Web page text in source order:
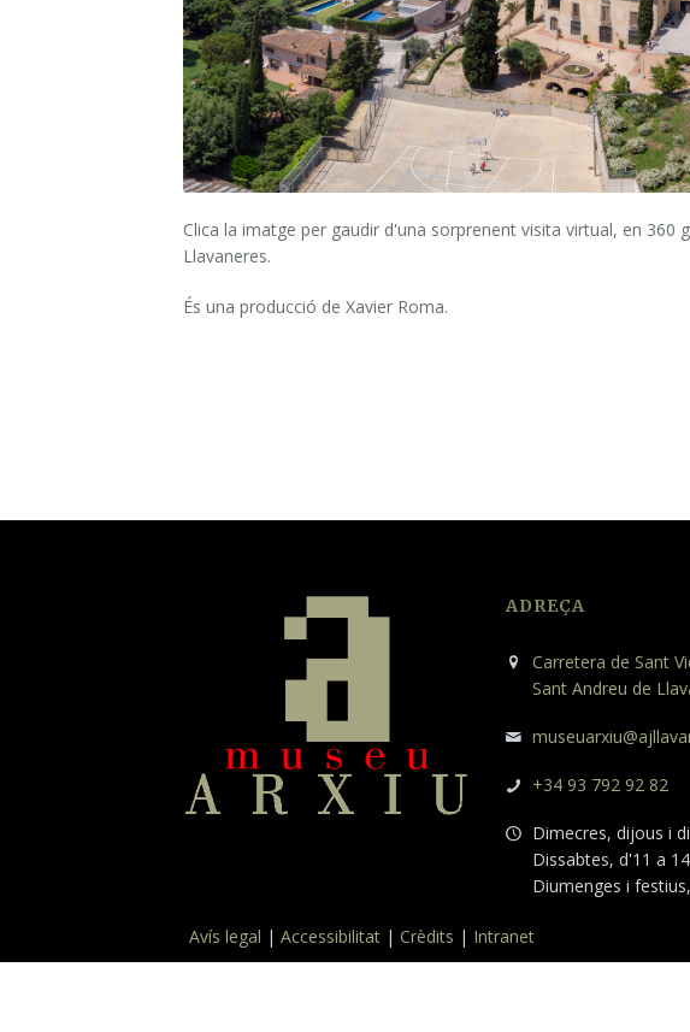
Clica la imatge per gaudir d'una sorprenent visita virtual, en 360
Llavaneres.
És una producció de Xavier Roma.
ADREÇA
Carretera de Sant
Sant Andreu de
+34 93 792 92 82
Dimecres, dijous i
Dissabtes, d'11 a
Diumenges i
Avís legal | Accessibilitat | Crèdits | Intranet